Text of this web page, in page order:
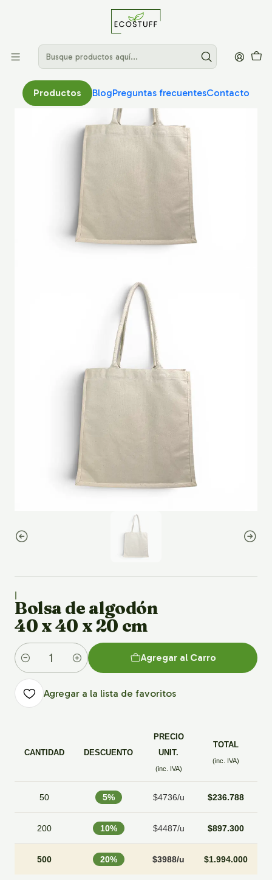
Productos BlogPreguntas frecuentesContacto
Bolsa de algodón
40 x 40 x 20 cm
Cantidad
Agregar al Carro
Agregar a la lista de favoritos
CANTIDAD DESCUENTO
PRECIO
UNIT.
(inc. IVA)
TOTAL
(inc. IVA)
50 5% $4736/u $236.788
200 10% $4487/u $897.300
500 20% $3988/u $1.994.000